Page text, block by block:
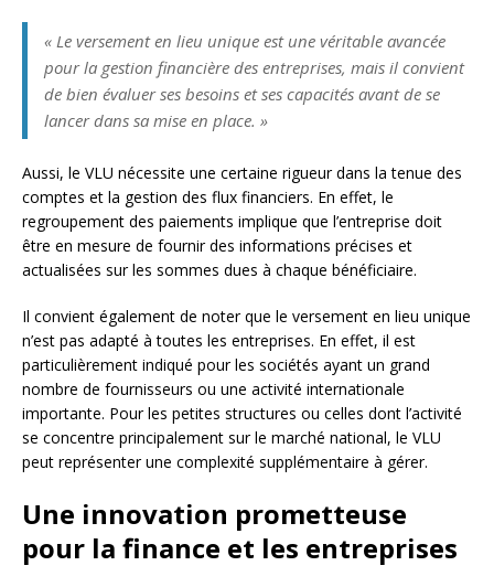
« Le versement en lieu unique est une véritable avancée
pour la gestion financière des entreprises, mais il convient
de bien évaluer ses besoins et ses capacités avant de se
lancer dans sa mise en place. »
Aussi, le VLU nécessite une certaine rigueur dans la tenue des
comptes et la gestion des flux financiers. En effet, le
regroupement des paiements implique que l’entreprise doit
être en mesure de fournir des informations précises et
actualisées sur les sommes dues à chaque bénéficiaire.
Il convient également de noter que le versement en lieu unique
n’est pas adapté à toutes les entreprises. En effet, il est
particulièrement indiqué pour les sociétés ayant un grand
nombre de fournisseurs ou une activité internationale
importante. Pour les petites structures ou celles dont l’activité
se concentre principalement sur le marché national, le VLU
peut représenter une complexité supplémentaire à gérer.
Une innovation prometteuse
pour la finance et les entreprises